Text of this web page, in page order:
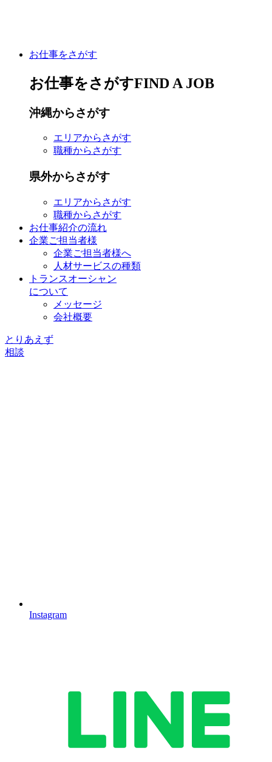
お仕事をさがす
お仕事をさがすFIND A JOB
沖縄からさがす
エリアからさがす
職種からさがす
県外からさがす
エリアからさがす
職種からさがす
お仕事紹介の流れ
企業ご担当者様
企業ご担当者様へ
人材サービスの種類
トランスオーシャン
について
メッセージ
会社概要
とりあえず
相談
Instagram